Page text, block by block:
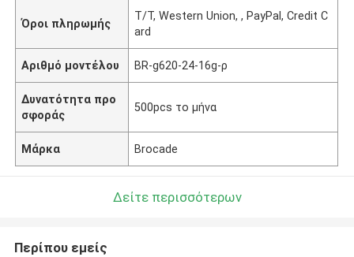
Όροι πληρωμής
T/T, Western Union, , PayPal, Credit C
ard
Αριθμό μοντέλου BR-g620-24-16g-ρ
Δυνατότητα προ
σφοράς
500pcs το μήνα
Μάρκα Brocade
Δείτε περισσότερων
Περίπου εμείς